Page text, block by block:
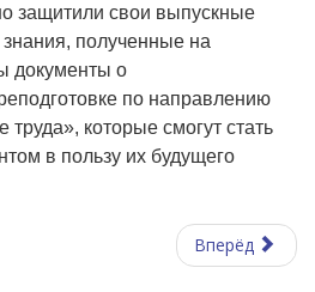
защитили свои выпускные
полученные на
документы о
по направлению
которые смогут стать
в пользу их будущего
Вперёд